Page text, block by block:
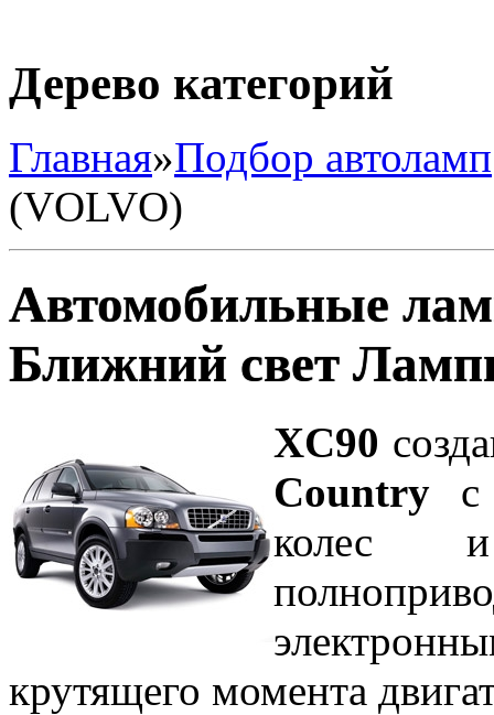
Дерево категорий
Главная»Подбор автоламп
(VOLVO)
Автомобильные
Ближний свет
XC90
Country с
колес и
крутящего момента